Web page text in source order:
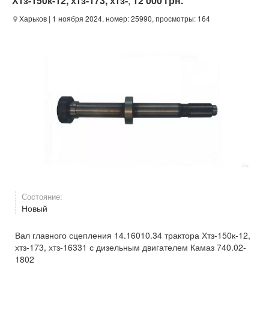
Харьков | 1 ноября 2024, номер: 25990, просмотры: 164
Состояние:
Новый
Вал главного сцепления 14.16010.34 трактора Хтз-150к-12,
хтз-173, хтз-16331 с дизельным двигателем Камаз 740.02-
1802